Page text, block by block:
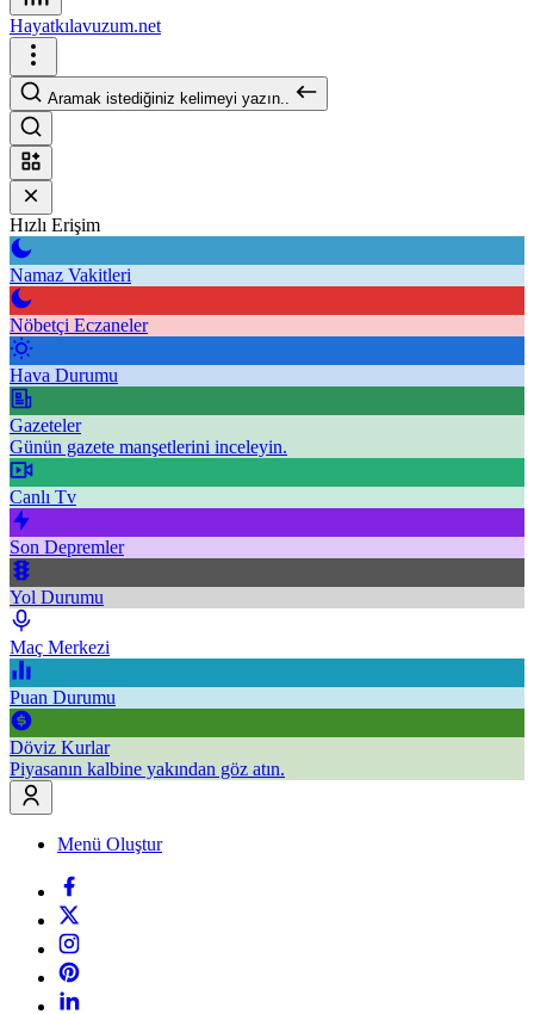
Hayatkılavuzum.net
Aramak istediğiniz kelimeyi yazın..
Hızlı Erişim
Namaz Vakitleri
Nöbetçi Eczaneler
Hava Durumu
Gazeteler
Günün gazete manşetlerini inceleyin.
Canlı Tv
Son Depremler
Yol Durumu
Maç Merkezi
Puan Durumu
Döviz Kurlar
Piyasanın kalbine yakından göz atın.
Menü Oluştur